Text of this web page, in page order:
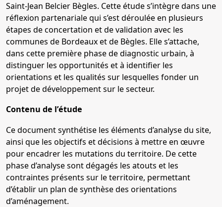
Saint-Jean Belcier Bègles. Cette étude s’intègre dans une
réflexion partenariale qui s’est déroulée en plusieurs
étapes de concertation et de validation avec les
communes de Bordeaux et de Bègles. Elle s’attache,
dans cette première phase de diagnostic urbain, à
distinguer les opportunités et à identifier les
orientations et les qualités sur lesquelles fonder un
projet de développement sur le secteur.
Contenu de l’étude
Ce document synthétise les éléments d’analyse du site,
ainsi que les objectifs et décisions à mettre en œuvre
pour encadrer les mutations du territoire. De cette
phase d’analyse sont dégagés les atouts et les
contraintes présents sur le territoire, permettant
d’établir un plan de synthèse des orientations
d’aménagement.